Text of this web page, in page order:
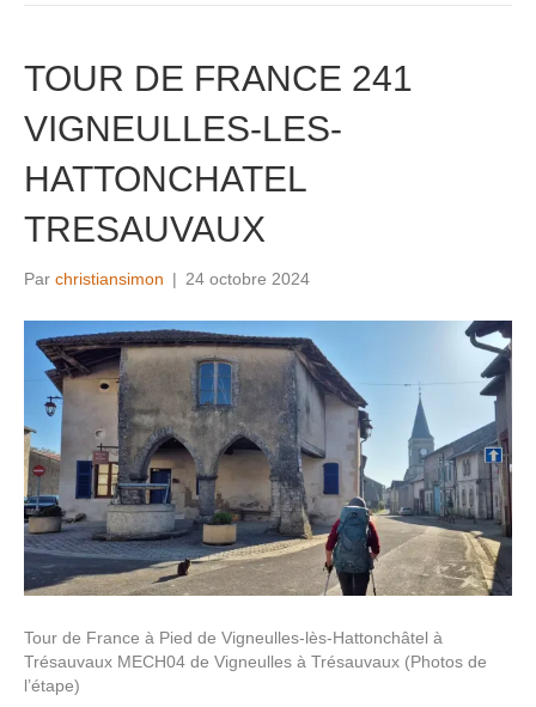
TOUR DE FRANCE 241
VIGNEULLES-LES-
HATTONCHATEL
TRESAUVAUX
Par christiansimon | 24 octobre 2024
Tour de France à Pied de Vigneulles-lès-Hattonchâtel à
Trésauvaux MECH04 de Vigneulles à Trésauvaux (Photos de
l’étape)